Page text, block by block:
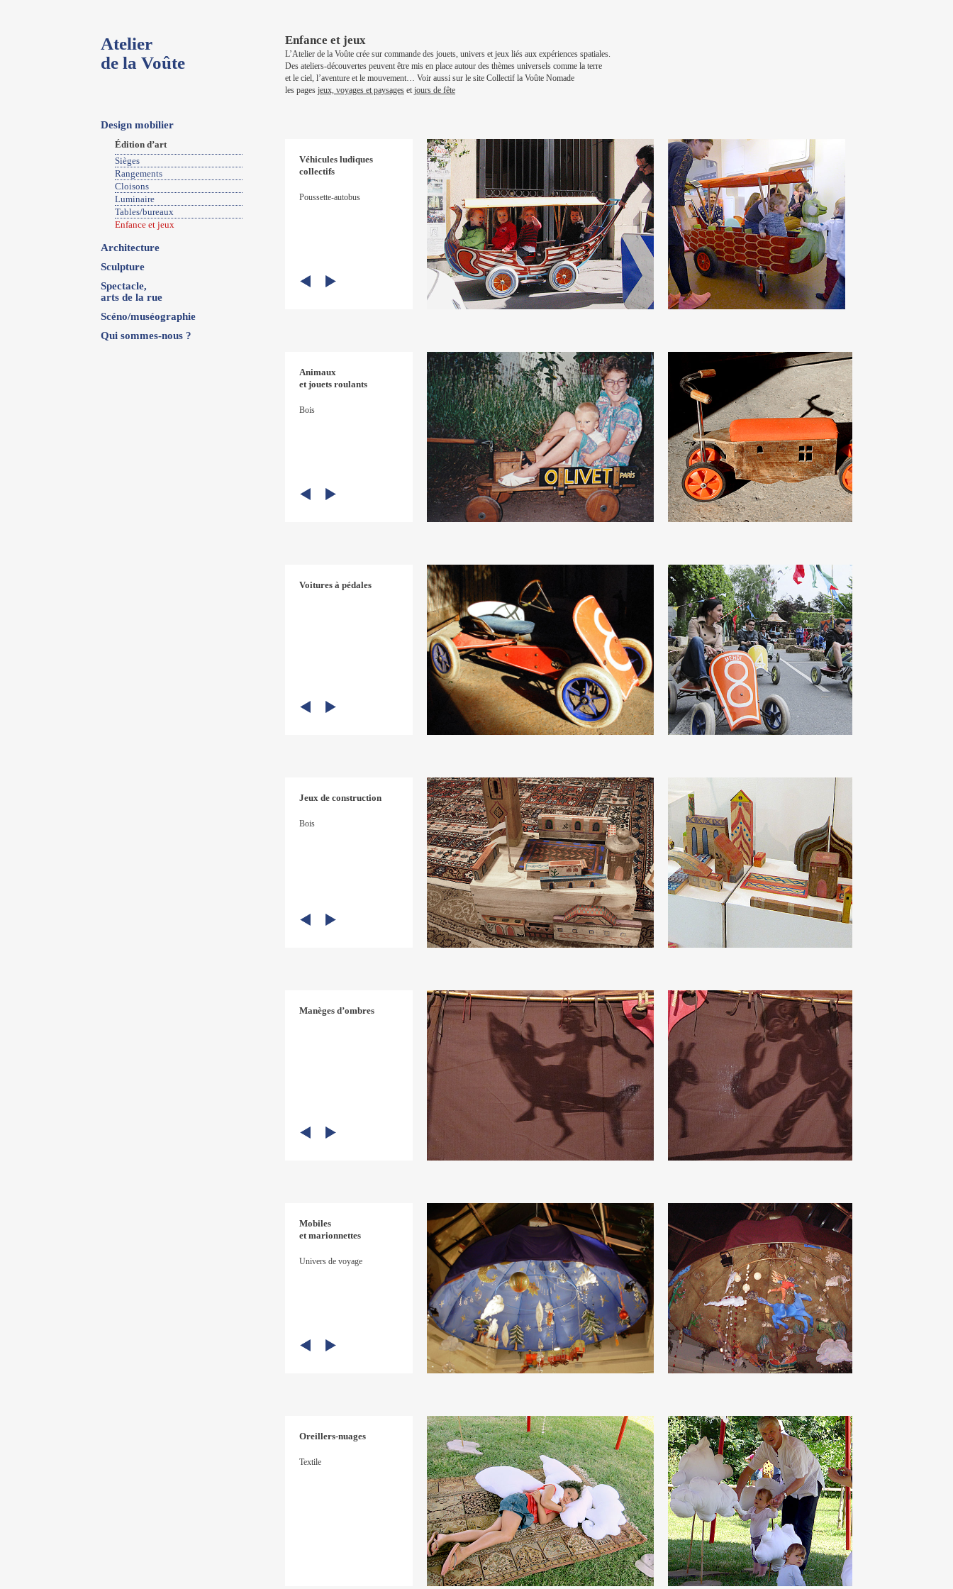
Atelier
de la Voûte
Design mobilier
Édition d’art
Sièges
Rangements
Cloisons
Luminaire
Tables/bureaux
Enfance et jeux
Architecture
Sculpture
Spectacle,
arts de la rue
Scéno/muséographie
Qui sommes-nous ?
Enfance et jeux
L’Atelier de la Voûte crée sur commande des jouets, univers et jeux liés aux expériences spatiales.
Des ateliers-découvertes peuvent être mis en place autour des thèmes universels comme la terre
et le ciel, l’aventure et le mouvement… Voir aussi sur le site Collectif la Voûte Nomade
les pages jeux, voyages et paysages et jours de fête
Véhicules ludiques
collectifs
Poussette-autobus
Animaux
et jouets roulants
Bois
Voitures à pédales
Jeux de construction
Bois
Manèges d’ombres
Mobiles
et marionnettes
Univers de voyage
Oreillers-nuages
Textile